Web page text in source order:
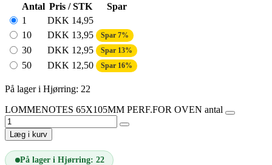
Antal Pris / STK
Spar
1
DKK 14,95
10
DKK 13,95 Spar 7%
30 DKK 12,95 Spar 13%
50 DKK 12,50 Spar 16%
På lager i Hjørring: 22
LOMMENOTES 65X105MM PERF.FOR OVEN antal
Læg i kurv
På lager i Hjørring: 22